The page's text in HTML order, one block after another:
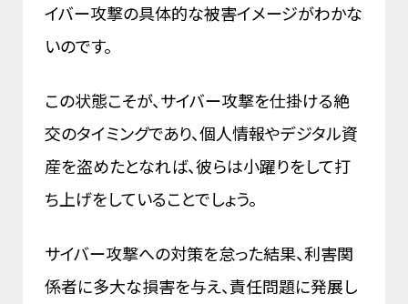
イバー攻撃の具体的な被害イメージがわかな
いのです。
この状態こそが、サイバー攻撃を仕掛ける絶
交のタイミングであり、個人情報やデジタル資
産を盗めたとなれば、彼らは小躍りをして打
ち上げをしていることでしょう。
サイバー攻撃への対策を怠った結果、利害関
係者に多大な損害を与え、責任問題に発展し